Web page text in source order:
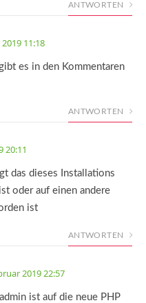
ANTWORTEN
11:18
es in den Kommentaren
ANTWORTEN
20:11
das dieses Installations
oder auf einen andere
ist
ANTWORTEN
2019 22:57
ist auf die neue PHP